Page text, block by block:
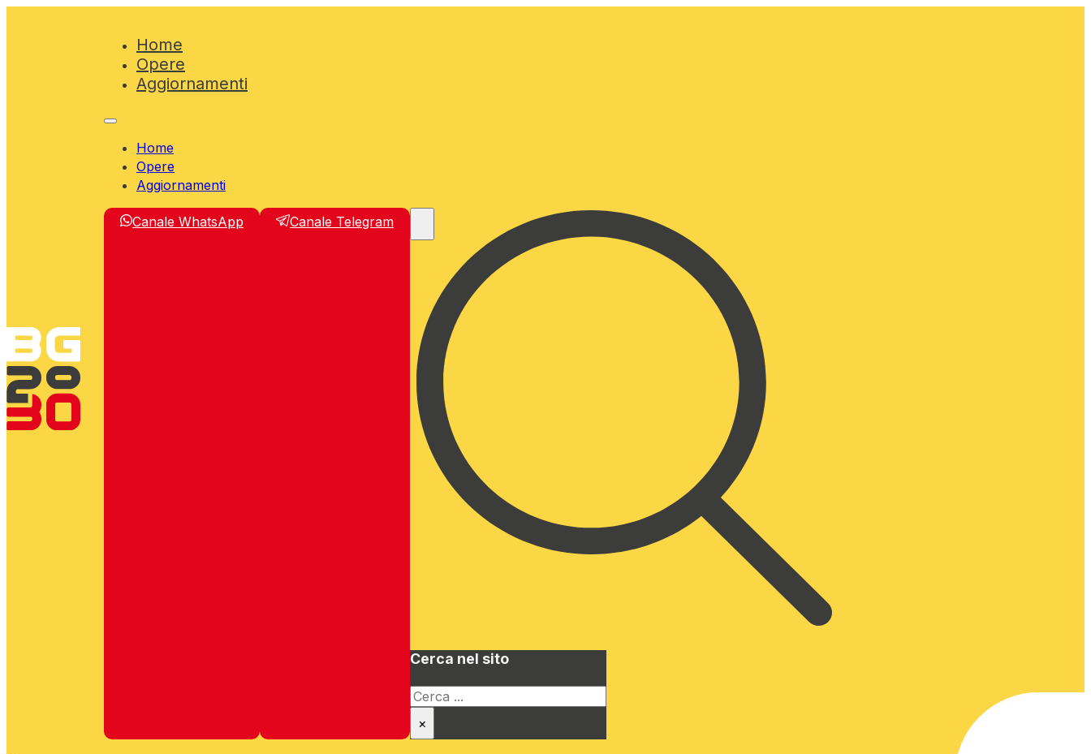
Home
Opere
Aggiornamenti
Home
Opere
Aggiornamenti
Canale WhatsApp Canale Telegram
Cerca nel sito
Cerca
×